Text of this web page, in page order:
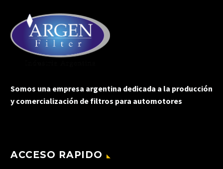
Somos una empresa argentina dedicada a la producción
y comercialización de filtros para automotores
ACCESO RAPIDO